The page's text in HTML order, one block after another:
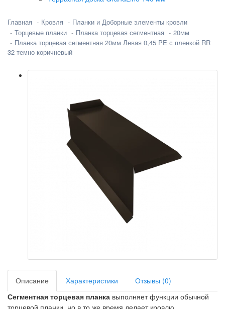
Главная Кровля
Планки и Доборные элементы кровли
Торцевые планки
Планка торцевая сегментная
20мм
Планка торцевая сегментная 20мм Левая 0,45 PE с пленкой RR
32 темно-коричневый
Описание Характеристики
Отзывы (0)
Сегментная торцевая планка выполняет функции обычной